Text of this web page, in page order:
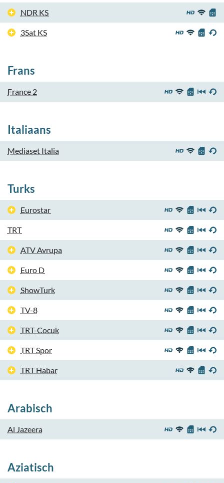
NDR KS
3Sat KS
Frans
France 2
Italiaans
Mediaset Italia
Turks
Eurostar
TRT
ATV Avrupa
Euro D
ShowTurk
TV-8
TRT-Cocuk
TRT Spor
TRT Habar
Arabisch
Al Jazeera
Aziatisch